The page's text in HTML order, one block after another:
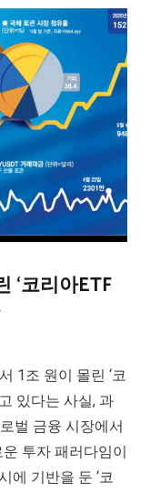
‘코리아ETF
1조 원이 몰린 ‘코
있다는 사실, 과
벌 금융 시장에서
투자 패러다임이
에 기반을 둔 ‘코